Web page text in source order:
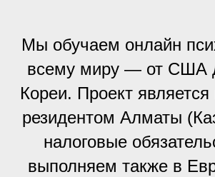
Мы обучаем онлайн
всему миру — от США
Кореи. Проект
резидентом Алматы
налоговые
выполняем также в